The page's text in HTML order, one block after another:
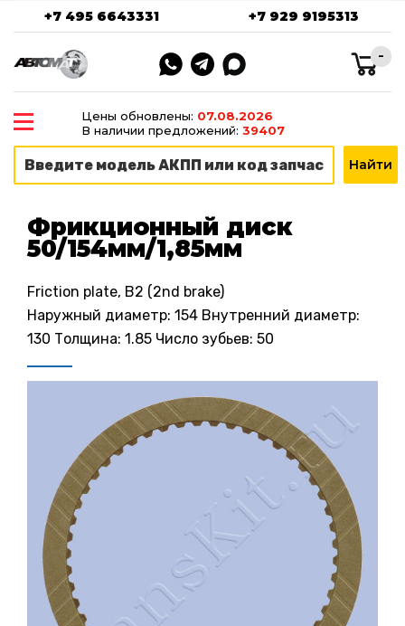
+7 495 6643331 +7 929 9195313
-
Цены обновлены: 07.08.2026
В наличии предложений: 39407
Фрикционный диск
50/154мм/1,85мм
Friction plate, B2 (2nd brake)
Наружный диаметр: 154 Внутренний диаметр:
130 Толщина: 1.85 Число зубьев: 50